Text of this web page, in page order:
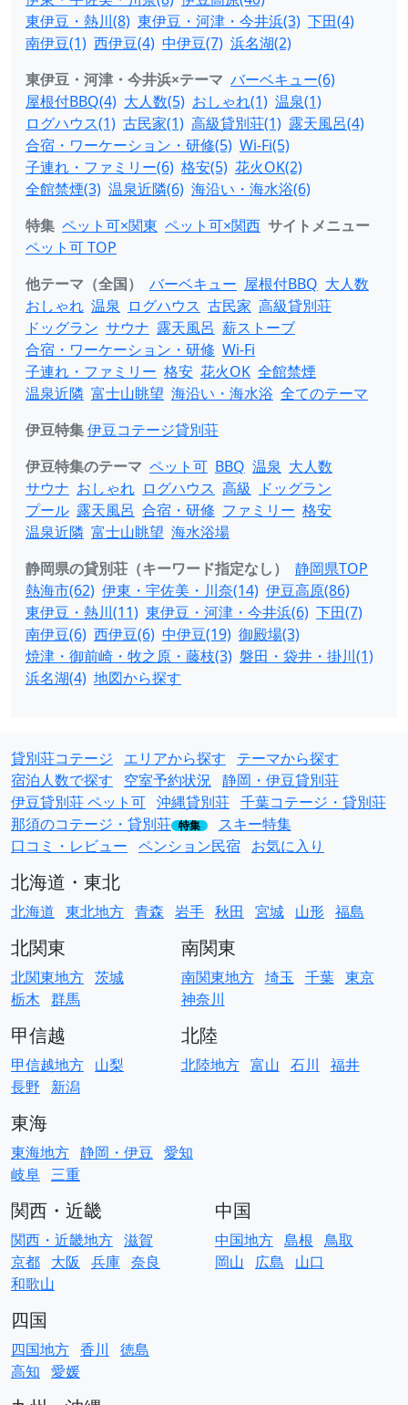
東伊豆・熱川(8) 東伊豆・河津・今井浜(3) 下田(4)
南伊豆(1) 西伊豆(4) 中伊豆(7) 浜名湖(2)
東伊豆・河津・今井浜×テーマ バーベキュー(6)
屋根付BBQ(4) 大人数(5) おしゃれ(1) 温泉(1)
ログハウス(1) 古民家(1) 高級貸別荘(1) 露天風呂(4)
合宿・ワーケーション・研修(5) Wi-Fi(5)
子連れ・ファミリー(6) 格安(5) 花火OK(2)
全館禁煙(3) 温泉近隣(6) 海沿い・海水浴(6)
特集 ペット可×関東 ペット可×関西 サイトメニュー
ペット可 TOP
他テーマ（全国）
バーベキュー 屋根付BBQ 大人数
おしゃれ 温泉 ログハウス 古民家 高級貸別荘
ドッグラン サウナ 露天風呂 薪ストーブ
合宿・ワーケーション・研修 Wi-Fi
子連れ・ファミリー 格安 花火OK 全館禁煙
温泉近隣 富士山眺望 海沿い・海水浴 全てのテーマ
伊豆特集伊豆コテージ貸別荘
伊豆特集のテーマ ペット可 BBQ 温泉 大人数
サウナ おしゃれ ログハウス 高級
ドッグラン
プール 露天風呂 合宿・研修 ファミリー 格安
温泉近隣 富士山眺望 海水浴場
静岡県の貸別荘（キーワード指定なし）
静岡県TOP
熱海市(62) 伊東・宇佐美・川奈(14) 伊豆高原(86)
東伊豆・熱川(11) 東伊豆・河津・今井浜(6) 下田(7)
南伊豆(6) 西伊豆(6) 中伊豆(19) 御殿場(3)
焼津・御前崎・牧之原・藤枝(3) 磐田・袋井・掛川(1)
浜名湖(4) 地図から探す
貸別荘コテージ エリアから探す
テーマから探す
宿泊人数で探す
空室予約状況 静岡・伊豆貸別荘
伊豆貸別荘 ペット可 沖縄貸別荘 千葉コテージ・貸別荘
那須のコテージ・貸別荘 特集
スキー特集
口コミ・レビュー ペンション民宿 お気に入り
北海道・東北
北海道 東北地方 青森 岩手 秋田 宮城 山形 福島
北関東
北関東地方 茨城
栃木 群馬
南関東
南関東地方 埼玉 千葉 東京
神奈川
甲信越
甲信越地方 山梨
長野
新潟
北陸
北陸地方 富山 石川 福井
東海
東海地方 静岡・伊豆 愛知
岐阜 三重
関西・近畿
関西・近畿地方 滋賀
京都 大阪 兵庫 奈良
和歌山
中国
中国地方 島根 鳥取
岡山
広島 山口
四国
四国地方 香川
徳島
高知 愛媛